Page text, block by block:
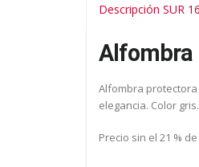
Descripción SUR
Alfombra
Alfombra
elegancia. Color
Precio sin el 21 %